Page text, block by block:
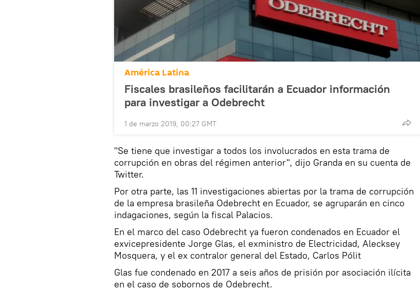
América Latina
Fiscales brasileños facilitarán a Ecuador información
para investigar a Odebrecht
1 de marzo 2019, 00:27 GMT
"Se tiene que investigar a todos los involucrados en esta trama de
corrupción en obras del régimen anterior", dijo Granda en su cuenta de
Twitter.
Por otra parte, las 11 investigaciones abiertas por la trama de corrupción
de la empresa brasileña Odebrecht en Ecuador, se agruparán en cinco
indagaciones, según la fiscal Palacios.
En el marco del caso Odebrecht ya fueron condenados en Ecuador el
exvicepresidente Jorge Glas, el exministro de Electricidad, Alecksey
Mosquera, y el ex contralor general del Estado, Carlos Pólit
Glas fue condenado en 2017 a seis años de prisión por asociación ilícita
en el caso de sobornos de Odebrecht.